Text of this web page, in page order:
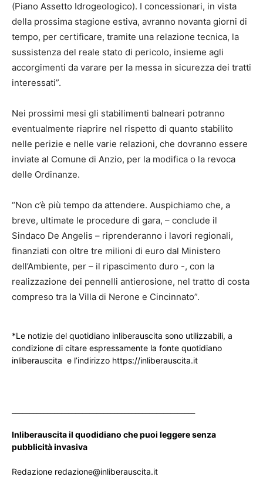
(Piano Assetto Idrogeologico). I concessionari, in vista
della prossima stagione estiva, avranno novanta giorni di
tempo, per certificare, tramite una relazione tecnica, la
sussistenza del reale stato di pericolo, insieme agli
accorgimenti da varare per la messa in sicurezza dei tratti
interessati”.
Nei prossimi mesi gli stabilimenti balneari potranno
eventualmente riaprire nel rispetto di quanto stabilito
nelle perizie e nelle varie relazioni, che dovranno essere
inviate al Comune di Anzio, per la modifica o la revoca
delle Ordinanze.​
“Non c’è più tempo da attendere. Auspichiamo che, a
breve, ultimate le procedure di gara, – conclude il
Sindaco De Angelis – riprenderanno i lavori regionali,
finanziati con oltre tre milioni di euro dal Ministero
dell’Ambiente, per – il ripascimento duro -, con la
realizzazione dei pennelli antierosione, nel tratto di costa
compreso tra la Villa di Nerone e Cincinnato”.
*Le notizie del quotidiano inliberauscita sono utilizzabili, a
condizione di citare espressamente la fonte quotidiano
inliberauscita e l’indirizzo https://inliberauscita.it
Inliberauscita il quodidiano che puoi leggere senza
pubblicità invasiva
Redazione redazione@inliberauscita.it